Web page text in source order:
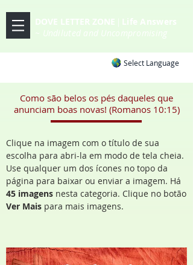
DOVE LETTER ZONE Life Answers
~ Undiluted and Uncompromising
Select Language
Como são belos os pés daqueles que
anunciam boas novas! (Romanos 10:15)
Clique na imagem com o título de sua
escolha para abri-la em modo de tela cheia.
Use qualquer um dos ícones no topo da
página para baixar ou enviar a imagem. Há
45 imagens nesta categoria. Clique no botão
Ver Mais para mais imagens.